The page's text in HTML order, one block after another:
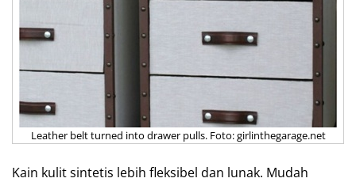
Leather belt turned into drawer pulls. Foto: girlinthegarage.net
Kain kulit sintetis lebih fleksibel dan lunak. Mudah